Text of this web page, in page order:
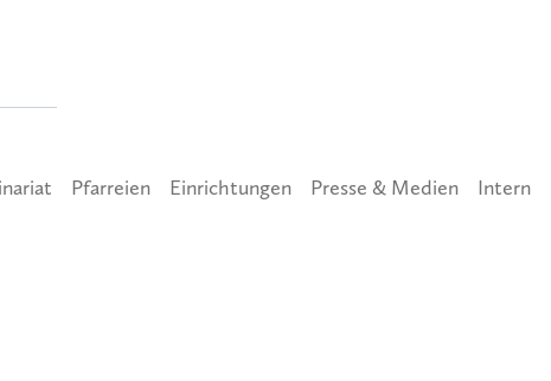
Pfarreien Einrichtungen Presse & Medien Intern